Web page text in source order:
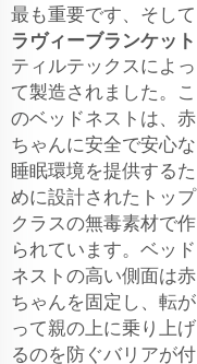
最も重要です、そして
ラヴィーブランケット
ティルテックスによっ
て製造されました。こ
のベッドネストは、赤
ちゃんに安全で安心な
睡眠環境を提供するた
めに設計されたトップ
クラスの無毒素材で作
られています。ベッド
ネストの高い側面は赤
ちゃんを固定し、転が
って親の上に乗り上げ
るのを防ぐバリアが付